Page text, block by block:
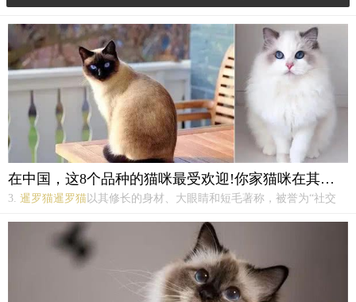
强行离开主人，会伤心过度而死。3、美国短毛猫，美
短猫是...
西伯利亚森林猫 西伯利亚 贵族 猫科动物 陪伴
在中国，这8个品种的猫咪最受欢迎!你家猫咪在其中吗?
3. 暹罗猫暹罗猫 以其修长的身材、大眼睛和短毛著称，被誉为“社交
暹罗猫 性格活泼、亲人，非常喜欢与主人互动。4. 布偶猫布偶
猫以其柔软的长毛、蓝眼睛和温顺的性格著称，被誉为“...